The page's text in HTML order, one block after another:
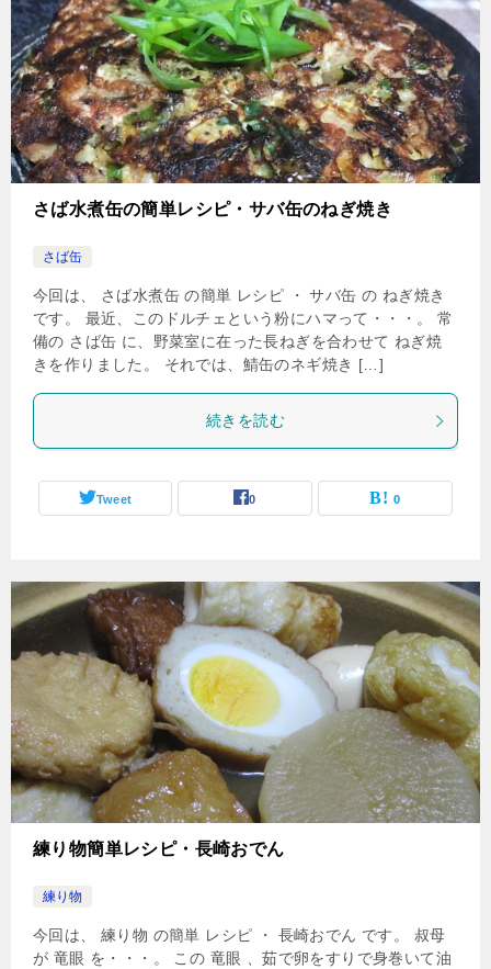
さば水煮缶の簡単レシピ・サバ缶のねぎ焼き
さば缶
今回は、 さば水煮缶 の簡単 レシピ ・ サバ缶 の ねぎ焼き
です。 最近、このドルチェという粉にハマって・・・。 常
備の さば缶 に、野菜室に在った長ねぎを合わせて ねぎ焼
きを作りました。 それでは、鯖缶のネギ焼き […]
続きを読む
Tweet 0 0
練り物簡単レシピ・長崎おでん
練り物
今回は、 練り物 の簡単 レシピ ・ 長崎おでん です。 叔母
が 竜眼 を・・・。 この 竜眼 、茹で卵をすりで身巻いて油